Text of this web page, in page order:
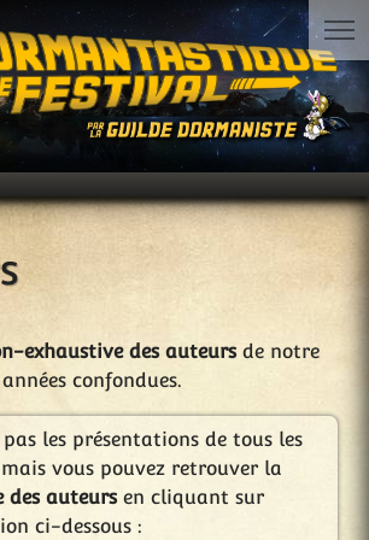
exhaustive des auteursde notre
confondues.
les présentations de tous les
vous pouvez retrouver la
des auteursen cliquant sur
ci-dessous :